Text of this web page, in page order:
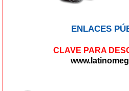
ENLACES
CLAVE PARA